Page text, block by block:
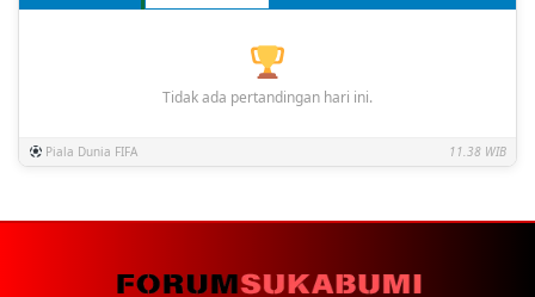
Tidak ada pertandingan hari ini.
Piala Dunia FIFA 11.38 WIB